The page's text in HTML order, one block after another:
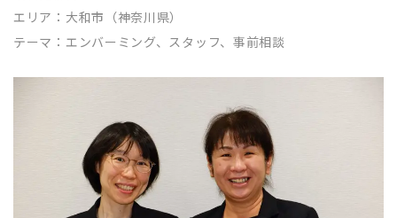
エリア： 大和市（神奈川県）
テーマ： エンバーミング、スタッフ、事前相談